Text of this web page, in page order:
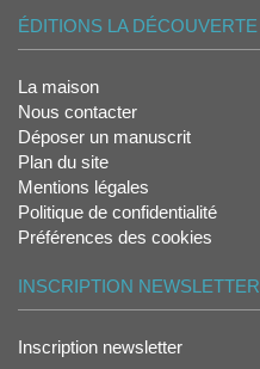
ÉDITIONS LA DÉCOUVERTE
La maison
Nous contacter
Déposer un manuscrit
Plan du site
Mentions légales
Politique de confidentialité
Préférences des cookies
INSCRIPTION NEWSLETTER
Inscription newsletter